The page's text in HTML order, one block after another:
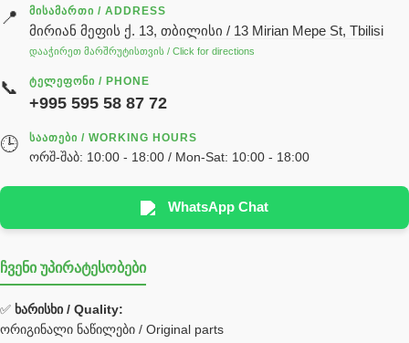
ძრავის ზეთი
ჰიდრავლიკის ზეთი
реек
სხადასხვა
Hyva
უჟანგავი ფოლადი
Bobcat ფილტრი
📍 ᲛᲘᲡᲐᲛᲐᲠᲗᲘ / ADDRESS
მირიან მეფის ქ. 13, თბილისი / 13 Mirian Mepe St, Tbilisi
დააჭირეთ მარშრუტისთვის / Click for directions
📞 ᲢᲔᲚᲔᲤᲝᲜᲘ / PHONE
+995 595 58 87 72
🕒 ᲡᲐᲐᲗᲔᲑᲘ / WORKING HOURS
ორშ-შაბ: 10:00 - 18:00 / Mon-Sat: 10:00 - 18:00
WhatsApp Chat
ჩვენი უპირატესობები
✅ ხარისხი / Quality:
ორიგინალი ნაწილები / Original parts